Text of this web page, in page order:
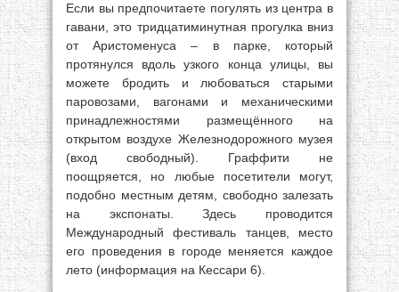
Если вы предпочитаете погулять из центра в
гавани, это тридцатиминутная прогулка вниз
от Аристоменуса – в парке, который
протянулся вдоль узкого конца улицы, вы
можете бродить и любоваться старыми
паровозами, вагонами и механическими
принадлежностями размещённого на
открытом воздухе Железнодорожного музея
(вход свободный). Граффити не
поощряется, но любые посетители могут,
подобно местным детям, свободно залезать
на экспонаты. Здесь проводится
Международный фестиваль танцев, место
его проведения в городе меняется каждое
лето (информация на Кессари 6).